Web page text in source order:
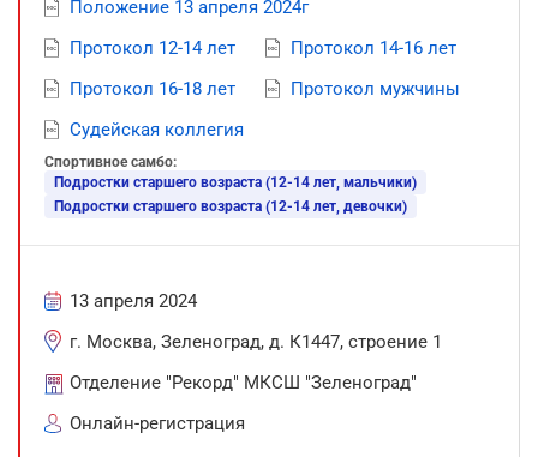
Положение 13 апреля 2024г
Протокол 12-14 лет
Протокол 14-16 лет
Протокол 16-18 лет
Протокол мужчины
Судейская коллегия
Спортивное самбо:
Подростки старшего возраста (12-14 лет, мальчики)
Подростки старшего возраста (12-14 лет, девочки)
13 апреля 2024
г. Москва, Зеленоград, д. К1447, строение 1
Отделение "Рекорд" МКСШ "Зеленоград"
Онлайн-регистрация